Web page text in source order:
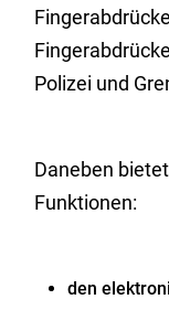
Polizei und
Daneben
Funktionen:
den